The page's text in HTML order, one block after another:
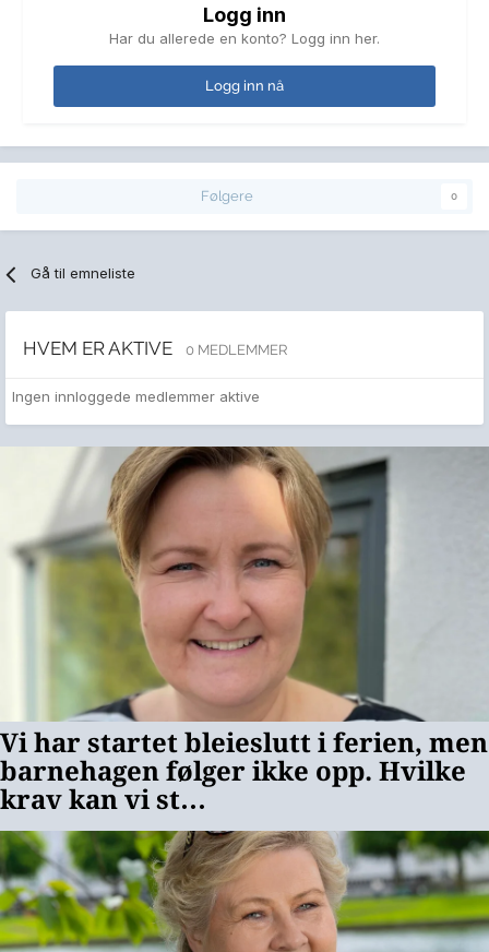
Logg inn
Har du allerede en konto? Logg inn her.
Logg inn nå
Følgere 0
Gå til emneliste
HVEM ER AKTIVE 0 MEDLEMMER
Ingen innloggede medlemmer aktive